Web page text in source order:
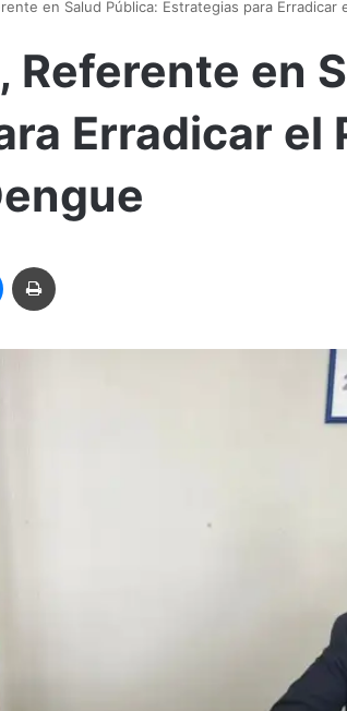
en Salud Pública: Estrategias para Erradicar
Referente en
Erradicar el
Messenger